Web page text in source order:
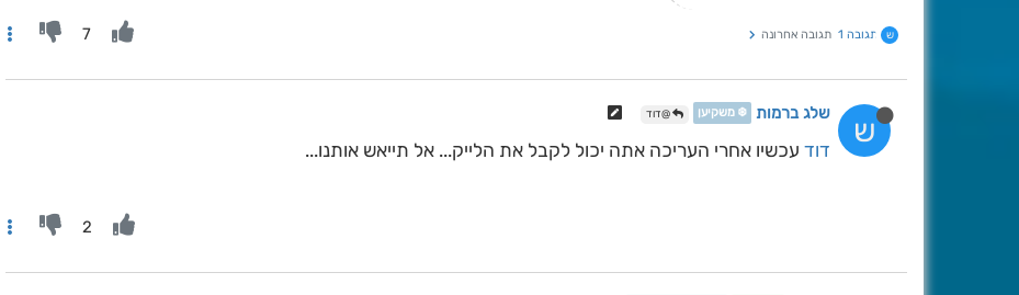
ש תגובה 1 תגובה אחרונה 7
ש שלג ברמות ❄️ משקיען @דוד
דוד עכשיו אחרי העריכה אתה יכול לקבל את הלייק... אל תייאש אותנו...
2